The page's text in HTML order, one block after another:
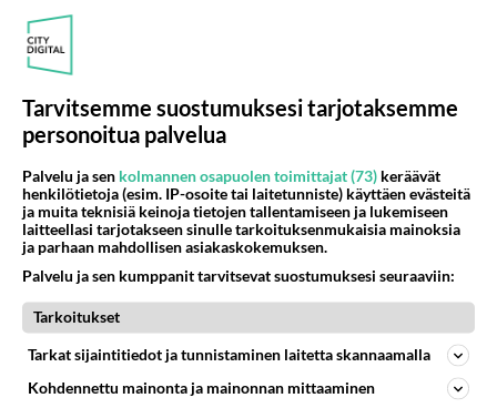
PÄIVÄ
Martinan bisneksillä ei mene hyvin
05.08.2026 05:51
Kotimaiset julkkisjuorut
Martina Aitolehti on seurattu julkisuuden henkilö. Lähipiiriin mahtuu muitakin tunnettuja henkilöitä. Tiesitkö, että Ma
05.08.2026 07:23
Kotimaiset julkkisjuorut
06.08.2026 09:02
Maailman menoa
Mitä töitä kaivattusi on tehnyt?
😅
Ikävä
63
975
Tarvitsemme suostumuksesi tarjotaksemme
personoitua palvelua
Palvelu ja sen kolmannen osapuolen toimittajat (73) keräävät
henkilötietoja (esim. IP-osoite tai laitetunniste) käyttäen evästeitä
ja muita teknisiä keinoja tietojen tallentamiseen ja lukemiseen
laitteellasi tarjotakseen sinulle tarkoituksenmukaisia mainoksia
ja parhaan mahdollisen asiakaskokemuksen.
Palvelu ja sen kumppanit tarvitsevat suostumuksesi seuraaviin:
Tarkoitukset
Tarkat sijaintitiedot ja tunnistaminen laitetta skannaamalla
Kohdennettu mainonta ja mainonnan mittaaminen